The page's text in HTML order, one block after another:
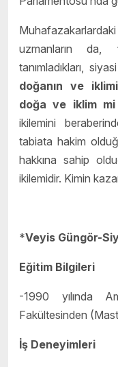
uzmanların da,
tanımladıkları,
doğanın ve
doğa ve iklim mi
ikilemini
tabiata hakim
hakkına sahip
ikilemidir. Kimin
*Veyis Güngör-
Eğitim Bilgileri
-1990 yılında
Fakültesinden
İş Deneyimleri